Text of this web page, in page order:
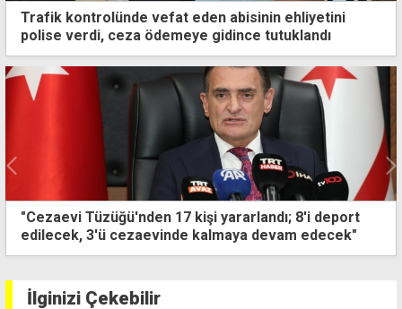
Trafik kontrolünde vefat eden abisinin ehliyetini
polise verdi, ceza ödemeye gidince tutuklandı
Bir günde üç yangın: Ev, arazi ve ambar zarar gördü
İlginizi Çekebilir